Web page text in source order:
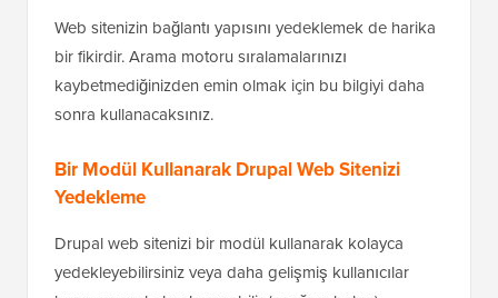
Web sitenizin bağlantı yapısını yedeklemek de harika
bir fikirdir. Arama motoru sıralamalarınızı
kaybetmediğinizden emin olmak için bu bilgiyi daha
sonra kullanacaksınız.
Bir Modül Kullanarak Drupal Web Sitenizi
Yedekleme
Drupal web sitenizi bir modül kullanarak kolayca
yedekleyebilirsiniz veya daha gelişmiş kullanıcılar